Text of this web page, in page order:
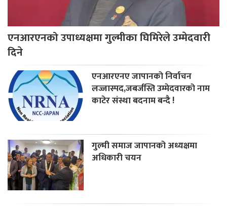
एनआरएनको उपाध्यक्षमा गुल्मीका घिमिरेले उम्मेदवारी
दिने
एनआरएनए जापानको निर्वाचन
लज्जास्पद,जबर्जस्ति उम्मेदवारको नाम
काटेर संस्था बदनाम बन्दै !
गुल्मी समाज जापानको अध्यक्षमा
अधिकारी चयन